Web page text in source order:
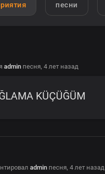
песни
admin песня, 4 лет назад
KÜÇÜĞÜM
admin песня, 4 лет назад